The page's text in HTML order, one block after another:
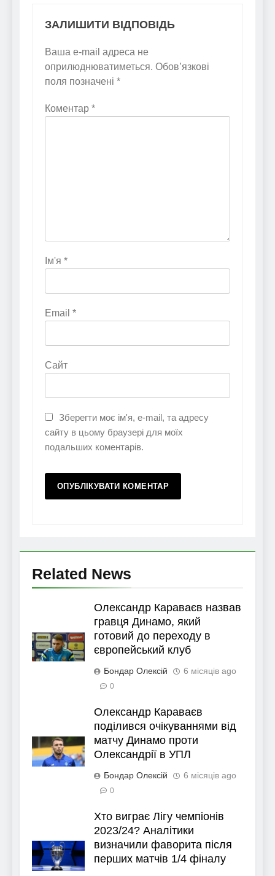
ЗАЛИШИТИ ВІДПОВІДЬ
Ваша e-mail адреса не
оприлюднюватиметься. Обов’язкові
поля позначені *
Коментар *
Ім'я *
Email *
Сайт
Зберегти моє ім'я, e-mail, та адресу
сайту в цьому браузері для моїх
подальших коментарів.
Related News
Олександр Караваєв назвав
гравця Динамо, який
готовий до переходу в
європейський клуб
Бондар Олексій 6 місяців ago
0
Олександр Караваєв
поділився очікуваннями від
матчу Динамо проти
Олександрії в УПЛ
Бондар Олексій 6 місяців ago
0
Хто виграє Лігу чемпіонів
2023/24? Аналітики
визначили фаворита після
перших матчів 1/4 фіналу